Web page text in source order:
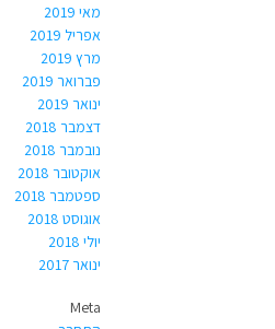
מאי 2019
אפריל 2019
מרץ 2019
פברואר 2019
ינואר 2019
דצמבר 2018
נובמבר 2018
אוקטובר 2018
ספטמבר 2018
אוגוסט 2018
יולי 2018
ינואר 2017
Meta